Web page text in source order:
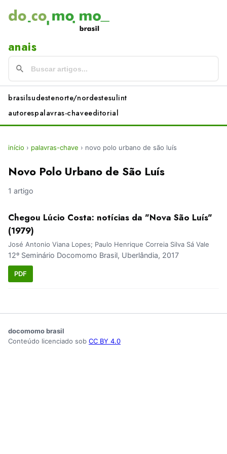
anais
brasilsudestenorte/nordestesulint
autorespalavras-chaveeditorial
início › palavras-chave › novo polo urbano de são luís
Novo Polo Urbano de São Luís
1 artigo
Chegou Lúcio Costa: notícias da "Nova São Luís"
(1979)
José Antonio Viana Lopes; Paulo Henrique Correia Silva Sá Vale
12º Seminário Docomomo Brasil, Uberlândia, 2017
PDF
docomomo brasil
Conteúdo licenciado sob CC BY 4.0